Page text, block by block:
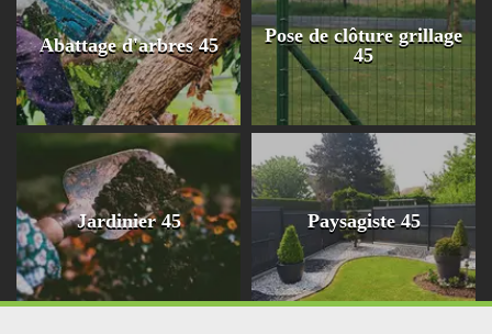
Abattage d'arbres 45
Pose de clôture grillage
45
Jardinier 45 Paysagiste 45